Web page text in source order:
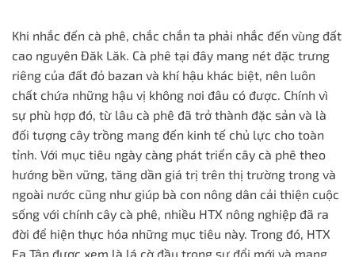
Khi nhắc đến cà phê, chắc chắn ta phải nhắc đến vùng đất
cao nguyên Đăk Lăk. Cà phê tại đây mang nét đặc trưng
riêng của đất đỏ bazan và khí hậu khác biệt, nên luôn
chất chứa những hậu vị không nơi đâu có được. Chính vì
sự phù hợp đó, từ lâu cà phê đã trở thành đặc sản và là
đối tượng cây trồng mang đến kinh tế chủ lực cho toàn
tỉnh. Với mục tiêu ngày càng phát triển cây cà phê theo
hướng bền vững, tăng dần giá trị trên thị trường trong và
ngoài nước cũng như giúp bà con nông dân cải thiện cuộc
sống với chính cây cà phê, nhiều HTX nông nghiệp đã ra
đời để hiện thực hóa những mục tiêu này. Trong đó, HTX
Ea Tân được xem là lá cờ đầu trong sự đổi mới và mang